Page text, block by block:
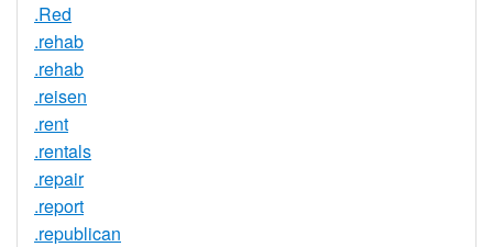
.Red
.rehab
.rehab
.reisen
.rent
.rentals
.repair
.report
.republican